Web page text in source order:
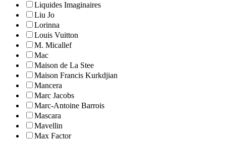
Liquides Imaginaires
Liu Jo
Lorinna
Louis Vuitton
M. Micallef
Mac
Maison de La Stee
Maison Francis Kurkdjian
Mancera
Marc Jacobs
Marc-Antoine Barrois
Mascara
Mavellin
Max Factor